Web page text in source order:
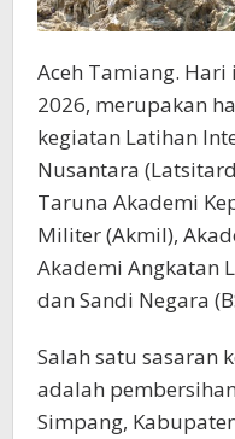
Aceh Tamiang.
2026, merupakan
kegiatan Latihan
Nusantara
Taruna Akademi
Militer (Akmil),
Akademi Angkatan
dan Sandi Negara
Salah satu sasaran
adalah
Simpang,